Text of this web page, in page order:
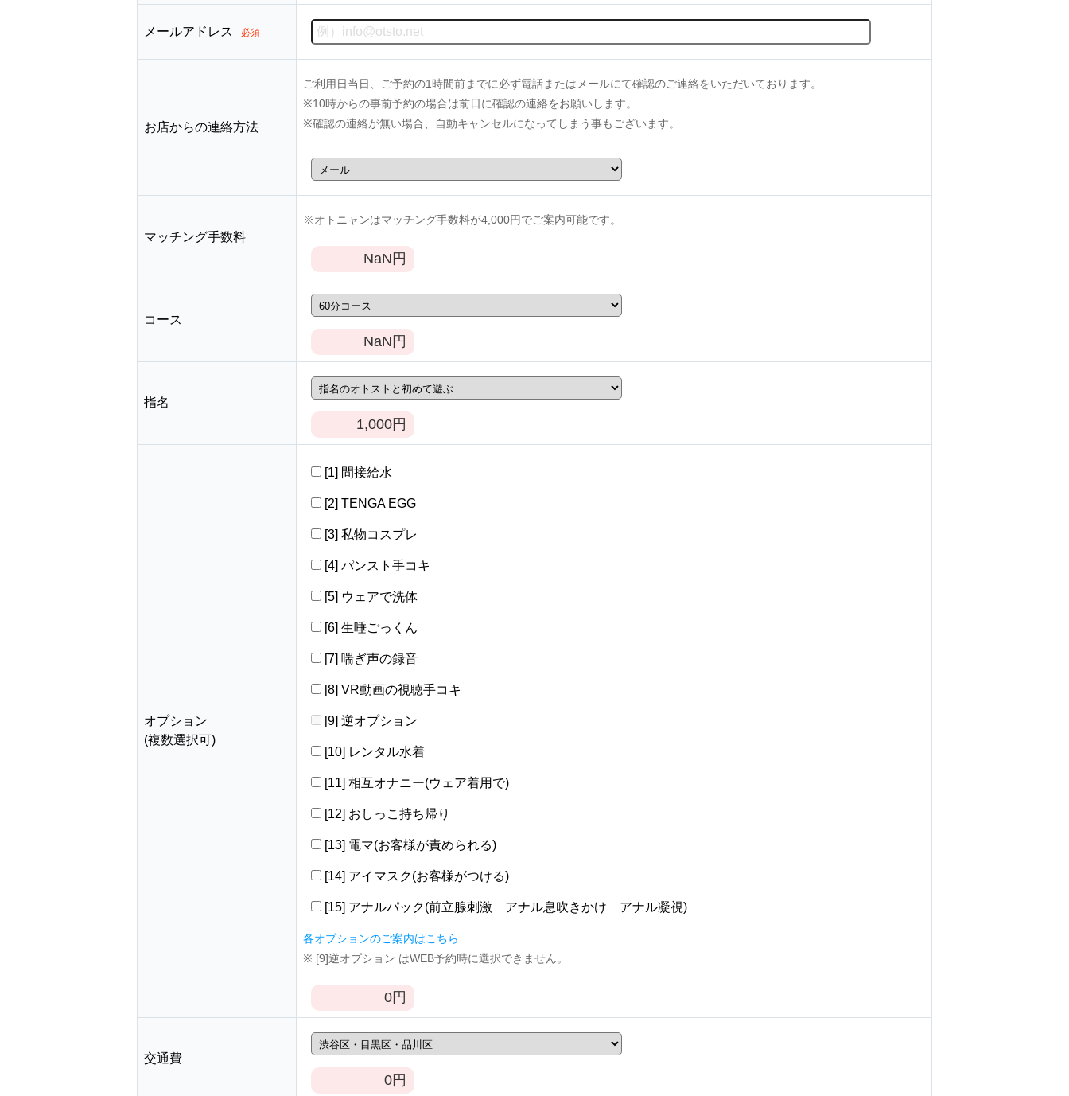
メールアドレス 必須
お店からの連絡方法
ご利用日当日、ご予約の1時間前までに必ず電話またはメールにて確認のご連絡をいただいております。
※10時からの事前予約の場合は前日に確認の連絡をお願いします。
※確認の連絡が無い場合、自動キャンセルになってしまう事もございます。
マッチング手数料
※オトニャンはマッチング手数料が4,000円でご案内可能です。
NaN 円
コース
NaN 円
指名
1,000円
オプション
(複数選択可)
[1] 間接給水
[2] TENGA EGG
[3] 私物コスプレ
[4] パンスト手コキ
[5] ウェアで洗体
[6] 生唾ごっくん
[7] 喘ぎ声の録音
[8] VR動画の視聴手コキ
[9] 逆オプション
[10] レンタル水着
[11] 相互オナニー(ウェア着用で)
[12] おしっこ持ち帰り
[13] 電マ(お客様が責められる)
[14] アイマスク(お客様がつける)
[15] アナルパック(前立腺刺激 アナル息吹きかけ アナル凝視)
各オプションのご案内はこちら
※ [9]逆オプション はWEB予約時に選択できません。
0円
交通費
0円